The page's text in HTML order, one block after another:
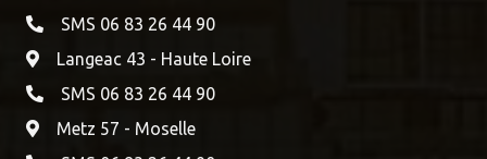
SMS 06 83 26 44 90
Langeac 43 - Haute Loire
SMS 06 83 26 44 90
Metz 57 - Moselle